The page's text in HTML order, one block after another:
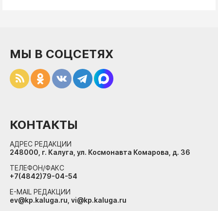
МЫ В СОЦСЕТЯХ
КОНТАКТЫ
АДРЕС РЕДАКЦИИ
248000, г. Калуга, ул. Космонавта Комарова, д. 36
ТЕЛЕФОН/ФАКС
+7(4842)79-04-54
E-MAIL РЕДАКЦИИ
ev@kp.kaluga.ru, vi@kp.kaluga.ru